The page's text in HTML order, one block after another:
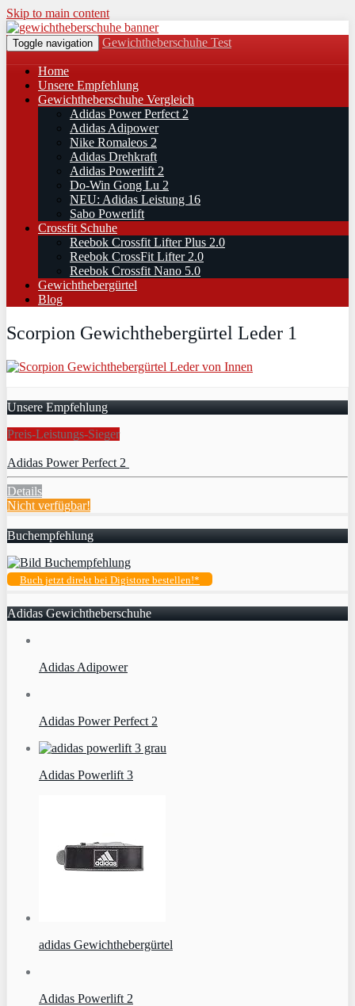
Skip to main content
Toggle navigation Gewichtheberschuhe Test
Home
Unsere Empfehlung
Gewichtheberschuhe Vergleich
Adidas Power Perfect 2
Adidas Adipower
Nike Romaleos 2
Adidas Drehkraft
Adidas Powerlift 2
Do-Win Gong Lu 2
NEU: Adidas Leistung 16
Sabo Powerlift
Crossfit Schuhe
Reebok Crossfit Lifter Plus 2.0
Reebok CrossFit Lifter 2.0
Reebok Crossfit Nano 5.0
Gewichthebergürtel
Blog
Scorpion Gewichthebergürtel Leder 1
Unsere Empfehlung
Preis-Leistungs-Sieger
Adidas Power Perfect 2
Details
Nicht verfügbar!
Buchempfehlung
Buch jetzt direkt bei Digistore bestellen!*
Adidas Gewichtheberschuhe
Adidas Adipower
Adidas Power Perfect 2
Adidas Powerlift 3
adidas Gewichthebergürtel
Adidas Powerlift 2